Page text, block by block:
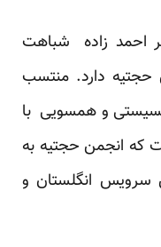
احمد زاده شباهت
حجتیه دارد. منتسب
و همسویی با
انجمن حجتیه به
سرویس انگلستان و